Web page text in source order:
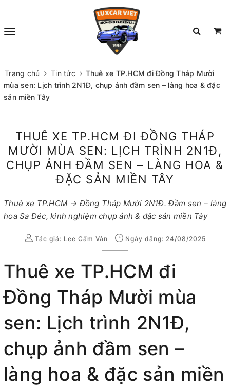
Trang chủ Tin tức
Thuê xe TP.HCM đi Đồng Tháp Mười
mùa sen: Lịch trình 2N1Đ, chụp ảnh đầm sen – làng hoa & đặc
sản miền Tây
THUÊ XE TP.HCM ĐI ĐỒNG THÁP
MƯỜI MÙA SEN: LỊCH TRÌNH 2N1Đ,
CHỤP ẢNH ĐẦM SEN – LÀNG HOA &
ĐẶC SẢN MIỀN TÂY
Thuê xe TP.HCM → Đồng Tháp Mười 2N1Đ. Đầm sen – làng
hoa Sa Đéc, kinh nghiệm chụp ảnh & đặc sản miền Tây
Tác giả: Lee Cẩm Vân Ngày đăng: 24/08/2025
Thuê xe TP.HCM đi
Đồng Tháp Mười mùa
sen: Lịch trình 2N1Đ,
chụp ảnh đầm sen –
làng hoa & đặc sản miền